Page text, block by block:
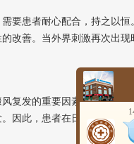
患者耐心配合，持之以恒
改善。当外界刺激再次出现
发的重要因素之一。长期
因此，患者在日常生活中